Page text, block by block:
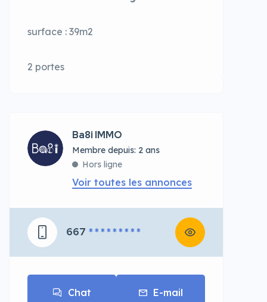
surface : 39m2
2 portes
Ba8i IMMO
Membre depuis: 2 ans
Hors ligne
Voir toutes les annonces
667 * * * * * * * * *
Chat E-mail